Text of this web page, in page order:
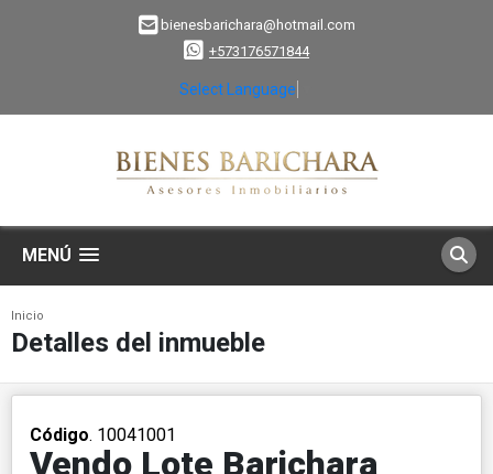
bienesbarichara@hotmail.com
+573176571844
Select Language
MENÚ
Inicio
Detalles del inmueble
Código. 10041001
Vendo Lote Barichara